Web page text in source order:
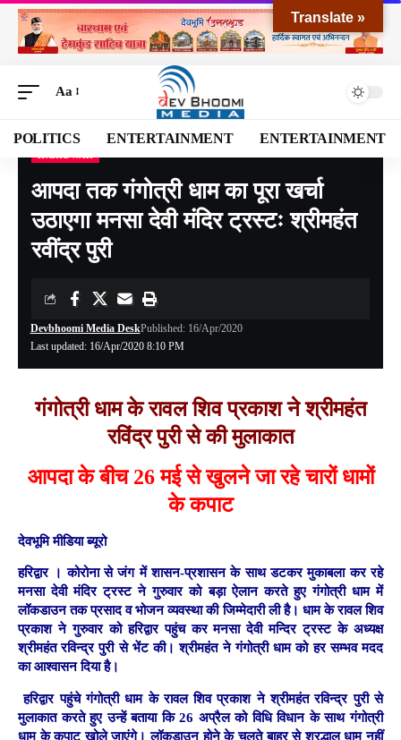
Aa
POLITICS ENTERTAINMENT ENTERTAINMENT
Devbhoomi Media> Blog>NATIONAL>UTTARAKHAND>HARIDWAR
आपदा तक गंगोत्री धाम का पूरा खर्चा
उठाएगा मनसा देवी मंदिर ट्रस्टः श्रीमहंत
रवींद्र पुरी
Last updated: 16/Apr/2020 8:10 PM
Devbhoomi Media DeskPublished: 16/Apr/2020
गंगोत्री धाम के रावल शिव प्रकाश ने श्रीमहंत
रविंद्र पुरी से की मुलाकात
आपदा के बीच 26 मई से खुलने जा रहे चारों धामों
के कपाट
देवभूमि मीडिया ब्यूरो
हरिद्वार । कोरोना से जंग में शासन-प्रशासन के साथ डटकर मुकाबला कर रहे
मनसा देवी मंदिर ट्रस्ट ने गुरुवार को बड़ा ऐलान करते हुए गंगोत्री धाम में
लॉकडाउन तक प्रसाद व भोजन व्यवस्था की जिम्मेदारी ली है। धाम के रावल शिव
प्रकाश ने गुरुवार को हरिद्वार पहुंच कर मनसा देवी मन्दिर ट्रस्ट के अध्यक्ष
श्रीमहंत रविन्द्र पुरी से भेंट की। श्रीमहंत ने गंगोत्री धाम को हर सम्भव मदद
का आश्वासन दिया है।
हरिद्वार पहुंचे गंगोत्री धाम के रावल शिव प्रकाश ने श्रीमहंत रविन्द्र पुरी से
मुलाकात करते हुए उन्हें बताया कि 26 अप्रैल को विधि विधान के साथ गंगोत्री
धाम के कपाट खोले जाएंगे। लॉकडाउन होने के चलते बाहर से श्रद्धालु धाम नहीं
Translate »